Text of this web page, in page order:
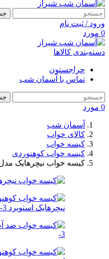
ورود / ثبت نام
0 مورد
دسته‌بندی کالاها
حراجستون
تماس با آسمان شب
0 مورد
آسمان شب
کالای خواب
کیسه خواب
کیسه خواب کوهنوردی
کیسه خواب نیچرهایک مدل